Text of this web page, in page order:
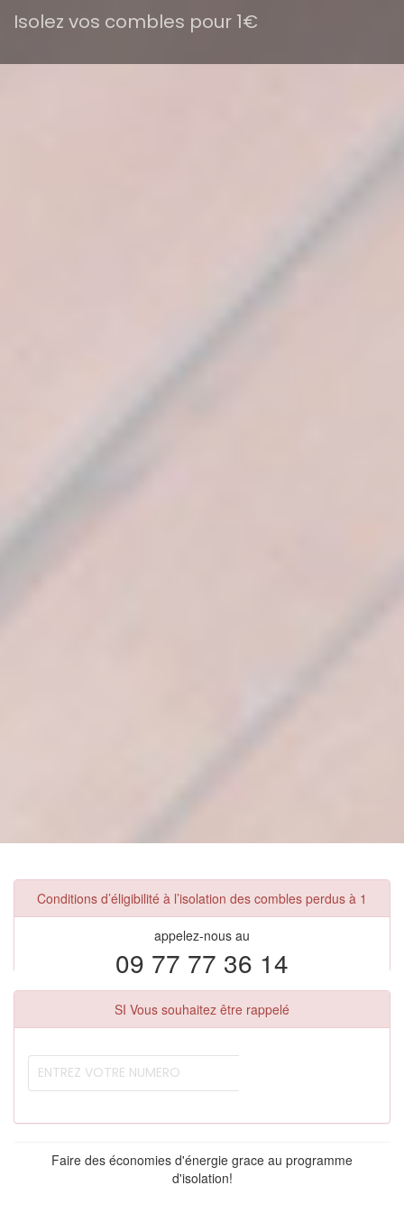
Isolez vos combles pour 1€
Conditions d’éligibilité à l’isolation des combles perdus à 1
appelez-nous au
09 77 77 36 14
SI Vous souhaitez être rappelé
Faire des économies d'énergie grace au programme
d'isolation!